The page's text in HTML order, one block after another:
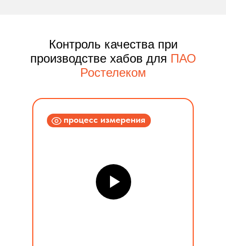
Контроль качества при
производстве хабов для ПАО
Ростелеком
процесс измерения